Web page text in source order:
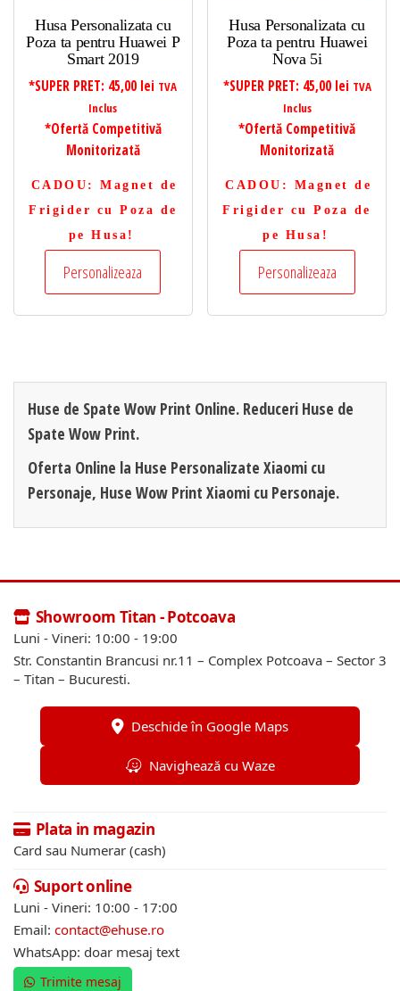
Husa Personalizata cu
Poza ta pentru Huawei P
Smart 2019
*SUPER PRET: 45,00 lei TVA
Inclus
*Ofertă Competitivă
Monitorizată
CADOU : Magnet de
Frigider cu Poza de
pe Husa!
Personalizeaza
Husa Personalizata cu
Poza ta pentru Huawei
Nova 5i
*SUPER PRET: 45,00 lei TVA
Inclus
*Ofertă Competitivă
Monitorizată
CADOU : Magnet de
Frigider cu Poza de
pe Husa!
Personalizeaza
Huse de Spate Wow Print Online. Reduceri Huse de
Spate Wow Print.
Oferta Online la Huse Personalizate Xiaomi cu
Personaje, Huse Wow Print Xiaomi cu Personaje.
Showroom Titan - Potcoava
Luni - Vineri: 10:00 - 19:00
Str. Constantin Brancusi nr.11 – Complex Potcoava – Sector 3
– Titan – Bucuresti.
Deschide în Google Maps
Navighează cu Waze
Plata in magazin
Card sau Numerar (cash)
Suport online
Luni - Vineri: 10:00 - 17:00
Email: contact@ehuse.ro
WhatsApp: doar mesaj text
Trimite mesaj